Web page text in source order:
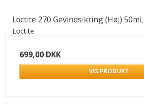
Loctite 270 Gevindsikring (Høj) 50mL
Loctite
699,00 DKK
VIS PRODUKT